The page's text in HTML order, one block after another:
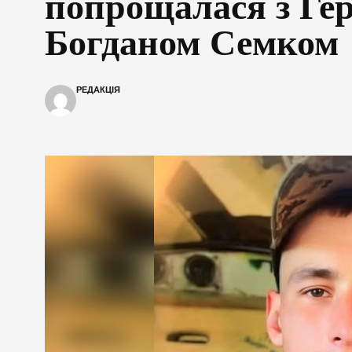
Богданом Семком
РЕДАКЦІЯ